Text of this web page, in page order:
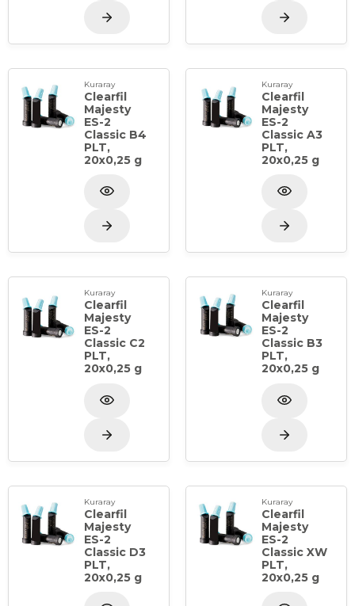
Kuraray
Clearfil
Majesty
ES-2
Classic B4
PLT,
20x0,25 g
Kuraray
Clearfil
Majesty
ES-2
Classic A3
PLT,
20x0,25 g
Kuraray
Clearfil
Majesty
ES-2
Classic C2
PLT,
20x0,25 g
Kuraray
Clearfil
Majesty
ES-2
Classic B3
PLT,
20x0,25 g
Kuraray
Clearfil
Majesty
ES-2
Classic D3
PLT,
20x0,25 g
Kuraray
Clearfil
Majesty
ES-2
Classic XW
PLT,
20x0,25 g